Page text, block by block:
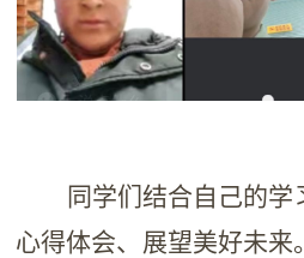
同学们结合自己的
心得体会、展望美好未